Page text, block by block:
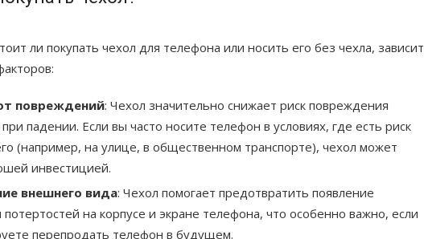
ли покупать чехол для телефона или носить его без чехла, зависит
повреждений: Чехол значительно снижает риск повреждения
падении. Если вы часто носите телефон в условиях, где есть риск
(например, на улице, в общественном транспорте), чехол может
инвестицией.
внешнего вида: Чехол помогает предотвратить появление
на корпусе и экране телефона, что особенно важно, если
перепродать телефон в будущем.